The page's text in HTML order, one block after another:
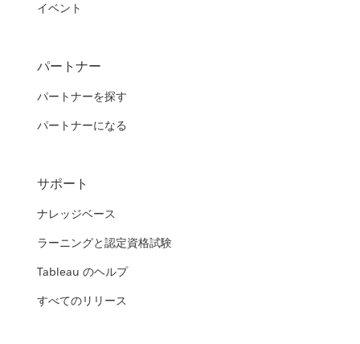
イベント
パートナー
パートナーを探す
パートナーになる
サポート
ナレッジベース
ラーニングと認定資格試験
Tableau のヘルプ
すべてのリリース